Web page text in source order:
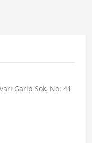
Garip Sok. No: 41